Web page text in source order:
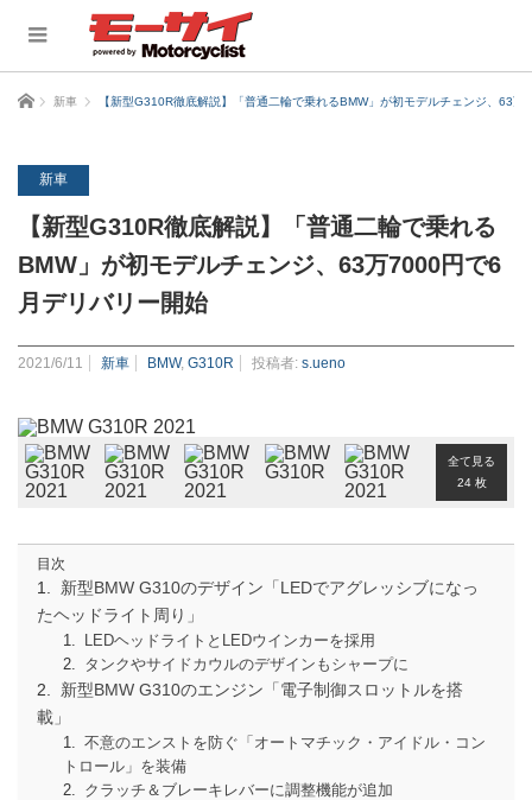
ホーム 新車 【新型G310R徹底解説】「普通二輪で乗れるBMW」が初モデルチェンジ、63
新車
【新型G310R徹底解説】「普通二輪で乗れる
BMW」が初モデルチェンジ、63万7000円で6
月デリバリー開始
2021/6/11 新車 BMW, G310R 投稿者: s.ueno
全て見る
24 枚
目次
新型BMW G310のデザイン「LEDでアグレッシブになっ
たヘッドライト周り」
LEDヘッドライトとLEDウインカーを採用
タンクやサイドカウルのデザインもシャープに
新型BMW G310のエンジン「電子制御スロットルを搭
載」
不意のエンストを防ぐ「オートマチック・アイドル・コン
トロール」を装備
クラッチ＆ブレーキレバーに調整機能が追加